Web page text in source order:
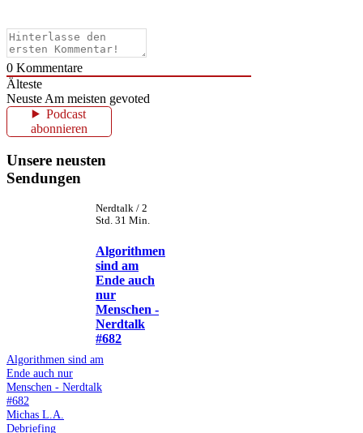
0 Kommentare
Älteste
Neuste Am meisten gevoted
Podcast
abonnieren
Unsere neusten
Sendungen
Nerdtalk / 2
Std. 31 Min.
Algorithmen
sind am
Ende auch
nur
Menschen -
Nerdtalk
#682
Algorithmen sind am
Ende auch nur
Menschen - Nerdtalk
#682
Michas L.A.
Debriefing